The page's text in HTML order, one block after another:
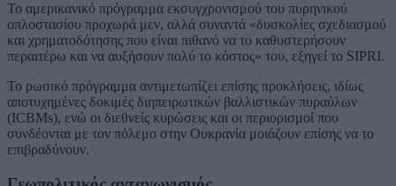
Το αμερικανικό πρόγραμμα εκσυγχρονισμού του πυρηνικού
οπλοστασίου προχωρά μεν, αλλά συναντά «δυσκολίες σχεδιασμού
και χρηματοδότησης που είναι πιθανό να το καθυστερήσουν
περαιτέρω και να αυξήσουν πολύ το κόστος» του, εξηγεί το SIPRI.
Το ρωσικό πρόγραμμα αντιμετωπίζει επίσης προκλήσεις, ιδίως
αποτυχημένες δοκιμές διηπειρωτικών βαλλιστικών πυραύλων
(ICBMs), ενώ οι διεθνείς κυρώσεις και οι περιορισμοί που
συνδέονται με τον πόλεμο στην Ουκρανία μοιάζουν επίσης να το
επιβραδύνουν.